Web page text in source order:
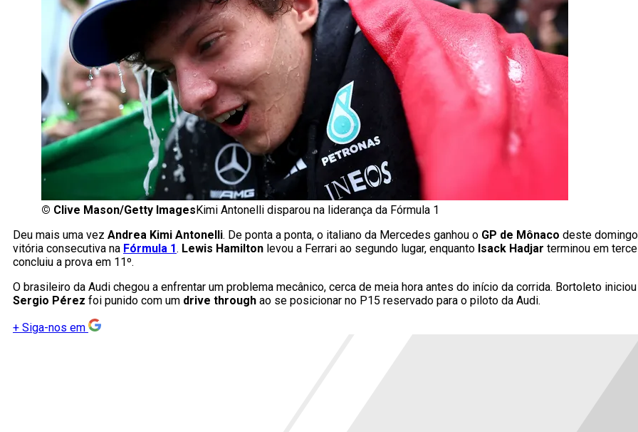
© Clive Mason/Getty Images Kimi Antonelli disparou na liderança da Fórmula 1
Deu mais uma vez Andrea Kimi Antonelli. De ponta a ponta, o italiano da Mercedes ganhou o GP de Mônaco deste
vitória consecutiva na Fórmula 1. Lewis Hamilton levou a Ferrari ao segundo lugar, enquanto Isack Hadjar terminou em
concluiu a prova em 11º.
O brasileiro da Audi chegou a enfrentar um problema mecânico, cerca de meia hora antes do início da corrida. Bortoleto
Sergio Pérez foi punido com um drive through ao se posicionar no P15 reservado para o piloto da Audi.
+ Siga-nos em